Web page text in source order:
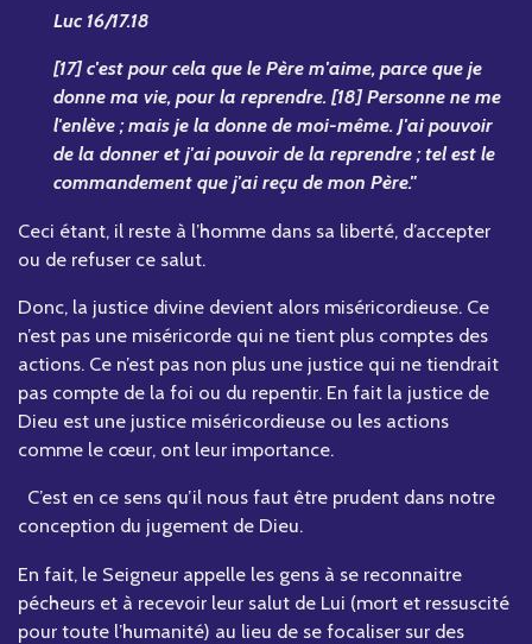
Luc 16/17.18
[17] c'est pour cela que le Père m'aime, parce que je
donne ma vie, pour la reprendre. [18] Personne ne me
l'enlève ; mais je la donne de moi-même. J'ai pouvoir
de la donner et j'ai pouvoir de la reprendre ; tel est le
commandement que j'ai reçu de mon Père."
Ceci étant, il reste à l’homme dans sa liberté, d’accepter
ou de refuser ce salut.
Donc, la justice divine devient alors miséricordieuse. Ce
n’est pas une miséricorde qui ne tient plus comptes des
actions. Ce n’est pas non plus une justice qui ne tiendrait
pas compte de la foi ou du repentir. En fait la justice de
Dieu est une justice miséricordieuse ou les actions
comme le cœur, ont leur importance.
C’est en ce sens qu’il nous faut être prudent dans notre
conception du jugement de Dieu.
En fait, le Seigneur appelle les gens à se reconnaitre
pécheurs et à recevoir leur salut de Lui (mort et ressuscité
pour toute l’humanité) au lieu de se focaliser sur des